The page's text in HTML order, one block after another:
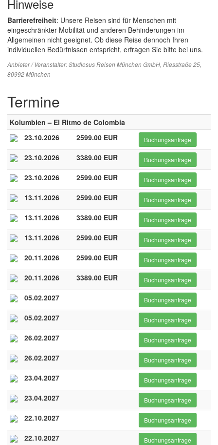
Hinweise
Barrierefreiheit: Unsere Reisen sind für Menschen mit
eingeschränkter Mobilität und anderen Behinderungen im
Allgemeinen nicht geeignet. Ob diese Reise dennoch Ihren
individuellen Bedürfnissen entspricht, erfragen Sie bitte bei uns.
Anbieter / Veranstalter:Studiosus Reisen München GmbH, Riesstraße 25,
80992 München
Termine
Kolumbien – El Ritmo de Colombia
23.10.2026
2599.00 EUR Buchungsanfrage
23.10.2026 3389.00 EUR Buchungsanfrage
23.10.2026 2599.00 EUR Buchungsanfrage
13.11.2026 2599.00 EUR Buchungsanfrage
13.11.2026 3389.00 EUR Buchungsanfrage
13.11.2026 2599.00 EUR Buchungsanfrage
20.11.2026 2599.00 EUR Buchungsanfrage
20.11.2026 3389.00 EUR Buchungsanfrage
05.02.2027 Buchungsanfrage
05.02.2027 Buchungsanfrage
26.02.2027 Buchungsanfrage
26.02.2027 Buchungsanfrage
23.04.2027 Buchungsanfrage
23.04.2027 Buchungsanfrage
22.10.2027 Buchungsanfrage
22.10.2027 Buchungsanfrage